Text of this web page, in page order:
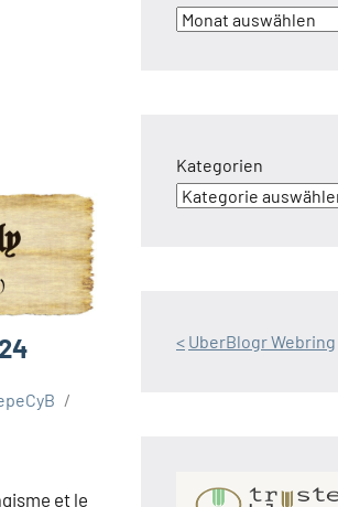
et le
Kategorien
< UberBlogr Webring